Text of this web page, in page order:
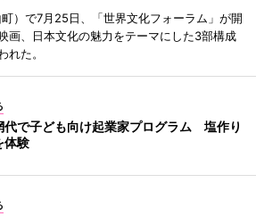
）で7月25日、「世界文化フォーラム」が開
画、日本文化の魅力をテーマにした3部構成
れた。
代で子ども向け起業家プログラム 塩作り
体験